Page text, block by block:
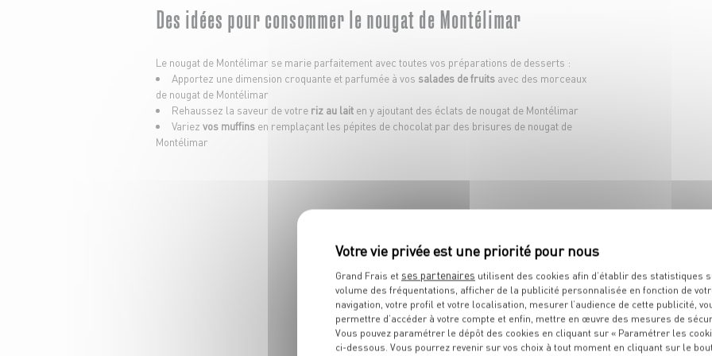
Des idées pour consommer le nougat de Montélimar
Le nougat de Montélimar se marie parfaitement avec toutes vos préparations de desserts :
Apportez une dimension croquante et parfumée à vos salades de fruitsavec des morceaux
de nougat de Montélimar
Rehaussez la saveur de votreriz au laiten y ajoutant des éclats de nougat de Montélimar
Variez vos muffinsen remplaçant les pépites de chocolat par des brisures de nougat de
Montélimar
NOS IDÉESRECETTES
Découvrez toutes nos recettes à base de nougat de
Grand Frais et ses partenaires utilisent des cookies afin d’établir des statistiques
volume des fréquentations, afficher de la publicité personnalisée en fonction de
navigation, votre profil et votre localisation, mesurer l’audience de cette publicité,
permettre d’accéder à votre compte et enfin, mettre en œuvre des mesures de
Vous pouvez paramétrer le dépôt des cookies en cliquant sur « Paramétrer les
ci-dessous. Vous pourrez revenir sur vos choix à tout moment en cliquant sur le